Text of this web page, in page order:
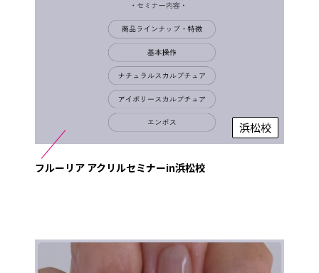
浜松校
フルーリア アクリルセミナーin浜松校